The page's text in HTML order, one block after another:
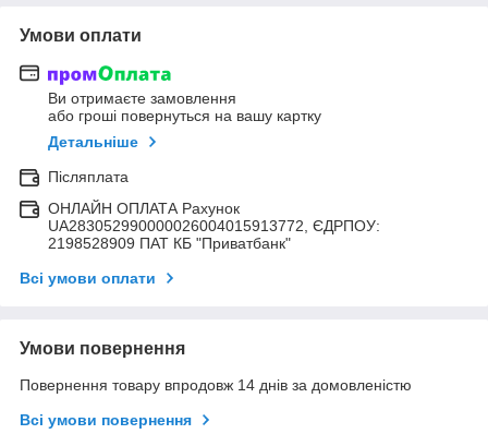
Умови оплати
Ви отримаєте замовлення
або гроші повернуться на вашу картку
Детальніше
Післяплата
ОНЛАЙН ОПЛАТА Рахунок
UA283052990000026004015913772, ЄДРПОУ:
2198528909 ПАТ КБ "Приватбанк"
Всі умови оплати
Умови повернення
Повернення товару впродовж 14 днів за домовленістю
Всі умови повернення